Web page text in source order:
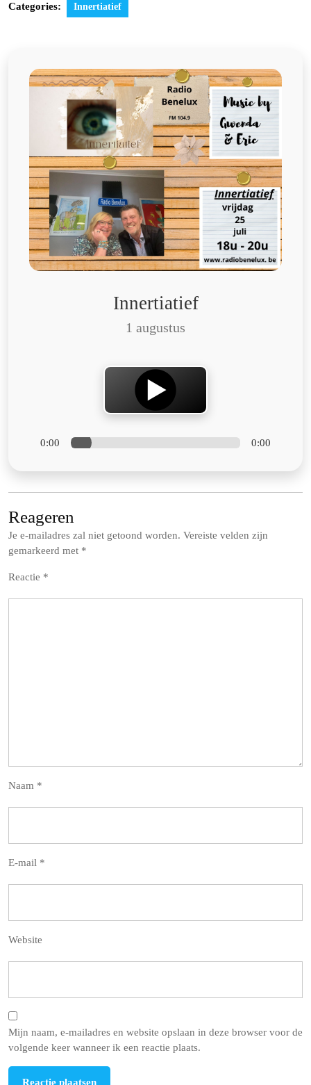
Categories: Innertiatief
Innertiatief
1 augustus
0:00 0:00
Reageren
Je e-mailadres zal niet getoond worden. Vereiste velden zijn
gemarkeerd met *
Reactie *
Naam *
E-mail *
Website
Mijn naam, e-mailadres en website opslaan in deze browser voor de
volgende keer wanneer ik een reactie plaats.